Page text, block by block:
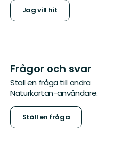
Jag vill hit
Frågor och svar
Ställ en fråga till andra
Naturkartan-användare.
Ställ en fråga